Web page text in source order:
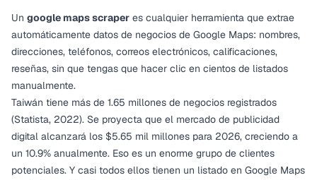
Un google maps scraper es cualquier herramienta que extrae
automáticamente datos de negocios de Google Maps: nombres,
direcciones, teléfonos, correos electrónicos, calificaciones,
reseñas, sin que tengas que hacer clic en cientos de listados
manualmente.
Taiwán tiene más de 1.65 millones de negocios registrados
(Statista, 2022). Se proyecta que el mercado de publicidad
digital alcanzará los $5.65 mil millones para 2026, creciendo a
un 10.9% anualmente. Eso es un enorme grupo de clientes
potenciales. Y casi todos ellos tienen un listado en Google Maps